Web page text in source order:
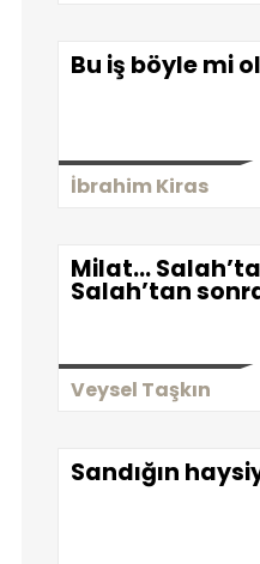
Bu iş böyle mi
İbrahim Kiras
Milat…
Salah’tan
Veysel Taşkın
Sandığın